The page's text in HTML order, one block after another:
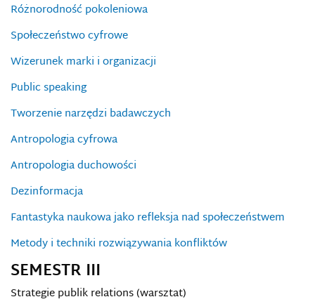
Różnorodność pokoleniowa
Społeczeństwo cyfrowe
Wizerunek marki i organizacji
Public speaking
Tworzenie narzędzi badawczych
Antropologia cyfrowa
Antropologia duchowości
Dezinformacja
Fantastyka naukowa jako refleksja nad społeczeństwem
Metody i techniki rozwiązywania konfliktów
SEMESTR III
Strategie publik relations (warsztat)